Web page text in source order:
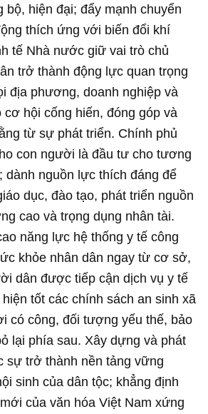
bộ, hiện đại; đẩy mạnh chuyển
thích ứng với biến đổi khí
tế Nhà nước giữ vai trò chủ
trở thành động lực quan trọng
địa phương, doanh nghiệp và
hội cống hiến, đóng góp và
từ sự phát triển. Chính phủ
con người là đầu tư cho tương
dành nguồn lực thích đáng để
dục, đào tạo, phát triển nguồn
cao và trọng dụng nhân tài.
năng lực hệ thống y tế công
khỏe nhân dân ngay từ cơ sở,
dân được tiếp cận dịch vụ y tế
tốt các chính sách an sinh xã
có công, đối tượng yếu thế, bảo
lại phía sau. Xây dựng và phát
sự trở thành nền tảng vững
sinh của dân tộc; khẳng định
của văn hóa Việt Nam xứng